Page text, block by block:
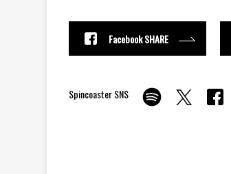
Facebook SHARE
Spincoaster SNS